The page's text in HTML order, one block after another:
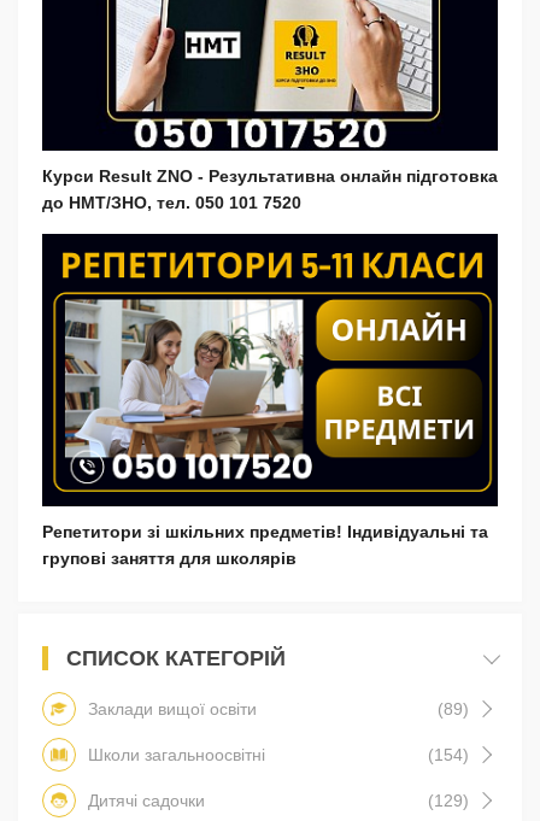
СПИСОК КАТЕГОРІЙ
Заклади вищої освіти (89)
Школи загальноосвітні (154)
Дитячі садочки (129)
Курси Result ZNO - Результативна онлайн підготовка
до НМТ/ЗНО, тел. 050 101 7520
Репетитори зі шкільних предметів! Індивідуальні та
групові заняття для школярів